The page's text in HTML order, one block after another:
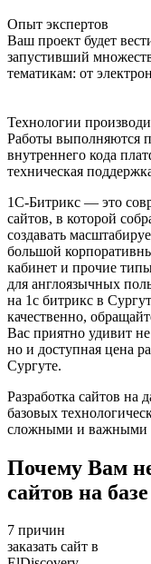
Опыт экспертов
Ваш проект будет
запустивший
тематикам: от
Технологии
Работы выполняются
внутреннего кода
техническая
1С-Битрикс — это
сайтов, в которой
создавать
большой
кабинет и прочие
для англоязычных
на 1с битрикс в
качественно,
Вас приятно удивит
но и доступная цена
Сургуте.
Разработка сайтов на
базовых
сложными и важными
Почему Вам
сайтов на
7 причин
заказать сайт в